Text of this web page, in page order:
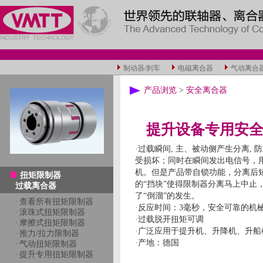
制动器/刹车 电磁离合器 气动离合
扭矩限制器
过载离合器
· 查看所有扭矩限制器
· 滚珠式扭矩限制器
· 摩擦式扭矩限制器
· 推力/拉力限制器
· 气动扭矩限制器
· 提升专用扭矩限制器
产品浏览 > 安全离合器
提升设备专用安
·过载瞬间, 主、被动侧产生分离,
受损坏；同时在瞬间发出电信号，
机。但是产品带自锁功能，分离后
的“挡块”使得限制器分离马上中止
了“倒溜”的发生。
·反应时间：3毫秒，安全可靠的机
·过载脱开扭矩可调
·广泛应用于提升机、升降机、升
·产地：德国